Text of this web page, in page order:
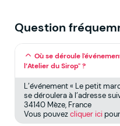
Question
Où se déroule
l’Atelier du Sirop" ?
L’événement « Le petit
se déroulera à l’adresse
34140 Mèze, France
Vous pouvezcliquer ici